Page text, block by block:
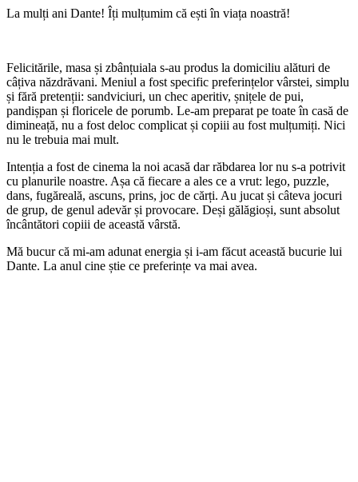
La mulți ani Dante! Îți mulțumim că ești în viața noastră!
Felicitările, masa și zbânțuiala s-au produs la domiciliu alături de
câțiva năzdrăvani. Meniul a fost specific preferințelor vârstei, simplu
și fără pretenții: sandviciuri, un chec aperitiv, șnițele de pui,
pandișpan și floricele de porumb. Le-am preparat pe toate în casă de
dimineață, nu a fost deloc complicat și copiii au fost mulțumiți. Nici
nu le trebuia mai mult.
Intenția a fost de cinema la noi acasă dar răbdarea lor nu s-a potrivit
cu planurile noastre. Așa că fiecare a ales ce a vrut: lego, puzzle,
dans, fugăreală, ascuns, prins, joc de cărți. Au jucat și câteva jocuri
de grup, de genul adevăr și provocare. Deși gălăgioși, sunt absolut
încântători copiii de această vârstă.
Mă bucur că mi-am adunat energia și i-am făcut această bucurie lui
Dante. La anul cine știe ce preferințe va mai avea.